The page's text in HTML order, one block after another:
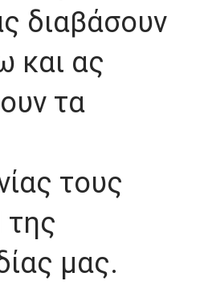
διαβάσουν
και ας
τα
τους
της
μας.